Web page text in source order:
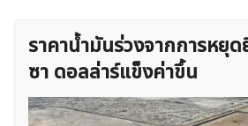
ราคาน้ำมันร่วงจากการหยุ
ซา ดอลล่าร์แข็งค่าขึ้น